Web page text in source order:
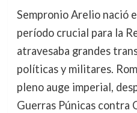
Sempronio Arelio nació
período crucial para la
atravesaba grandes
políticas y militares.
pleno auge imperial,
Guerras Púnicas contra